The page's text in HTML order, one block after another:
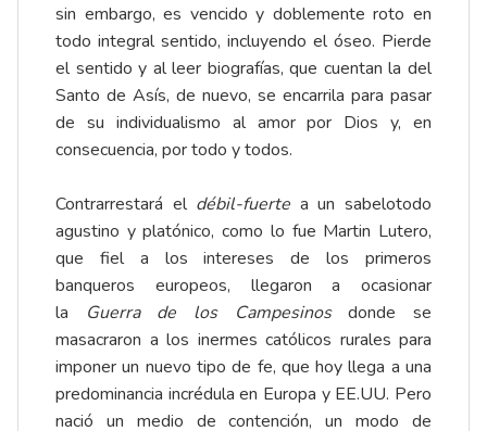
sin embargo, es vencido y doblemente roto en
todo integral sentido, incluyendo el óseo. Pierde
el sentido y al leer biografías, que cuentan la del
Santo de Asís, de nuevo, se encarrila para pasar
de su individualismo al amor por Dios y, en
consecuencia, por todo y todos.
Contrarrestará el débil-fuerte a un sabelotodo
agustino y platónico, como lo fue Martin Lutero,
que fiel a los intereses de los primeros
banqueros europeos, llegaron a ocasionar
la
Guerra de los Campesinosdonde se
masacraron a los inermes católicos rurales para
imponer un nuevo tipo de fe, que hoy llega a una
predominancia incrédula en Europa y EE.UU. Pero
nació un medio de contención, un modo de